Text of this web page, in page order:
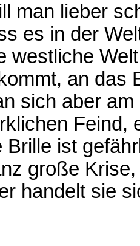
man lieber
es in der
westliche
an das
sich aber
Feind,
Brille ist
große
handelt sie